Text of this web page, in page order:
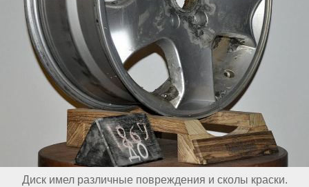
Диск имел различные повреждения и сколы краски.